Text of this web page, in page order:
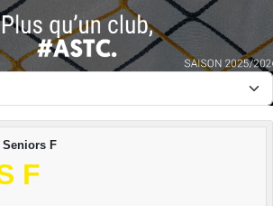
Seniors F
F
cookies